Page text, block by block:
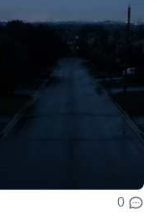
0